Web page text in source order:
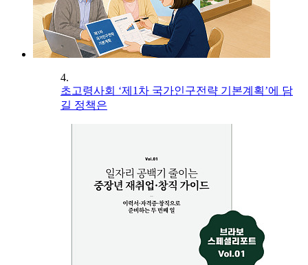
4.
초고령사회 ‘제1차 국가인구전략 기본계획’에 담
길 정책은